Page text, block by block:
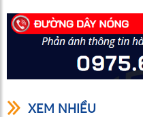
XEM NHIỀU